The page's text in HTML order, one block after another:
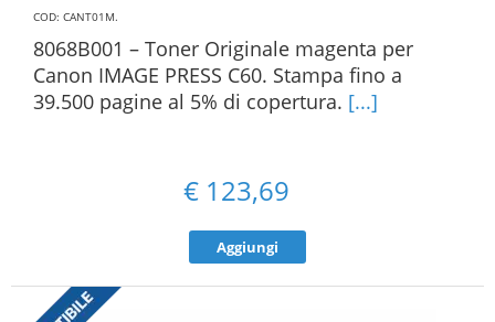
COD: CANT01M.
8068B001 – Toner Originale magenta per
Canon IMAGE PRESS C60. Stampa fino a
39.500 pagine al 5% di copertura. [...]
€ 123,69
Aggiungi